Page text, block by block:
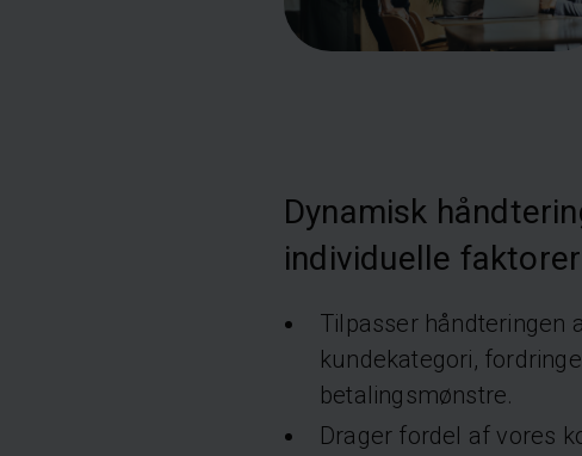
Dynamisk
individuelle faktorer
Tilpasser
kundekategori,
betalingsmønstre.
Drager fordel af vores